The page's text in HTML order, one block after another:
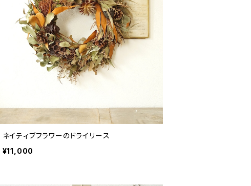
ネイティブフラワーのドライリース
¥11,000